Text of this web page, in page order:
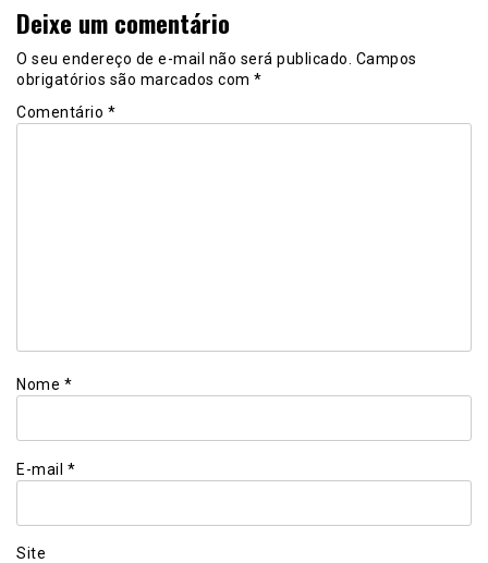
Deixe um comentário
O seu endereço de e-mail não será publicado. Campos
obrigatórios são marcados com *
Comentário *
Nome *
E-mail *
Site